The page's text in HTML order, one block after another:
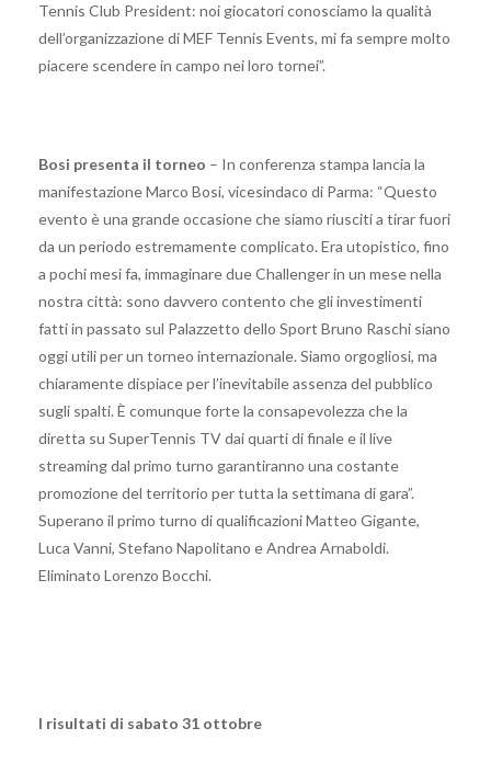
Tennis Club President: noi giocatori conosciamo la qualità
dell’organizzazione di MEF Tennis Events, mi fa sempre molto
piacere scendere in campo nei loro tornei”.
Bosi presenta il torneo – In conferenza stampa lancia la
manifestazione Marco Bosi, vicesindaco di Parma: “Questo
evento è una grande occasione che siamo riusciti a tirar fuori
da un periodo estremamente complicato. Era utopistico, fino
a pochi mesi fa, immaginare due Challenger in un mese nella
nostra città: sono davvero contento che gli investimenti
fatti in passato sul Palazzetto dello Sport Bruno Raschi siano
oggi utili per un torneo internazionale. Siamo orgogliosi, ma
chiaramente dispiace per l’inevitabile assenza del pubblico
sugli spalti. È comunque forte la consapevolezza che la
diretta su SuperTennis TV dai quarti di finale e il live
streaming dal primo turno garantiranno una costante
promozione del territorio per tutta la settimana di gara”.
Superano il primo turno di qualificazioni Matteo Gigante,
Luca Vanni, Stefano Napolitano e Andrea Arnaboldi.
Eliminato Lorenzo Bocchi.
I risultati di sabato 31 ottobre